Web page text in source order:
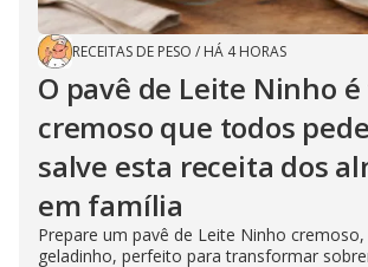
RECEITAS DE PESO / HÁ 4 HORAS
O pavê de Leite Ninho
cremoso que todos
salve esta receita dos
em família
Prepare um pavê de Leite Ninho
geladinho, perfeito para transformar